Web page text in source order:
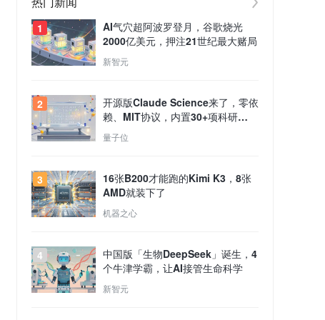
1
AI气穴超阿波罗登月，谷歌烧光
2000亿美元，押注21世纪最大赌局
新智元
2
开源版Claude Science来了，零依
赖、MIT协议，内置30+项科研
Skills
量子位
3
16张B200才能跑的Kimi K3，8张
AMD就装下了
机器之心
4
中国版「生物DeepSeek」诞生，4
个牛津学霸，让AI接管生命科学
新智元